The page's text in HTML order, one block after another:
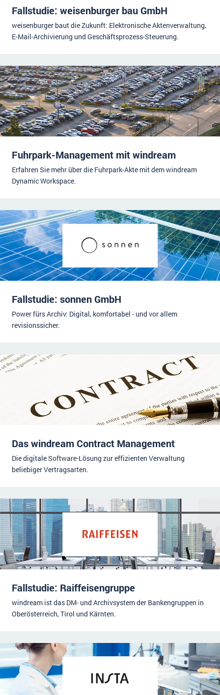
Fallstudie: weisenburger bau GmbH
weisenburger baut die Zukunft: Elektronische Aktenverwaltung,
E-Mail-Archivierung und Geschäftsprozess-Steuerung.
Fuhrpark-Management mit windream
Erfahren Sie mehr über die Fuhrpark-Akte mit dem windream
Dynamic Workspace.
Fallstudie: sonnen GmbH
Power fürs Archiv: Digital, komfortabel - und vor allem
revisionssicher.
Das windream Contract Management
Die digitale Software-Lösung zur effizienten Verwaltung
beliebiger Vertragsarten.
Fallstudie: Raiffeisengruppe
windream ist das DM- und Archivsystem der Bankengruppen in
Oberösterreich, Tirol und Kärnten.